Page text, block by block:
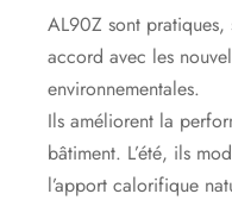
AL90Z sont pratiques,
accord avec les
environnementales.
Ils améliorent la
bâtiment. L’été, ils
l’apport calorifique